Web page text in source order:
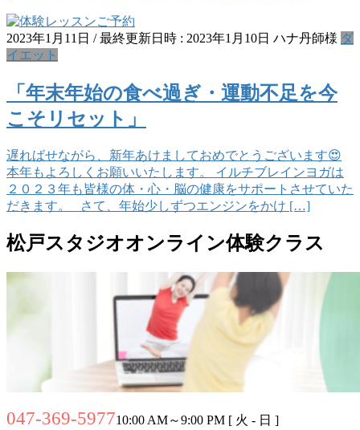
2023年1月11日 / 最終更新日時 : 2023年1月10日 ハナ丹師様 ダ
イエット
「年末年始の食べ過ぎ・運動不足を今
こそリセット」
遅ればせながら、新年あけましておめでとうございます😍
本年もよろしくお願いいたします。 イルチブレインヨガは
２０２３年も皆様の体・心・脳の健康をサポートさせていた
だきます。 さて、年始少しずつエンジンをかけ […]
松戸スタジオオンライン体験クラス
047-369-597710:00 AM～9:00 PM [ 火 - 日 ]